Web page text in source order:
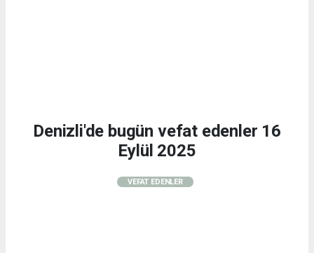
Denizli'de bugün vefat edenler 16
Eylül 2025
VEFAT EDENLER